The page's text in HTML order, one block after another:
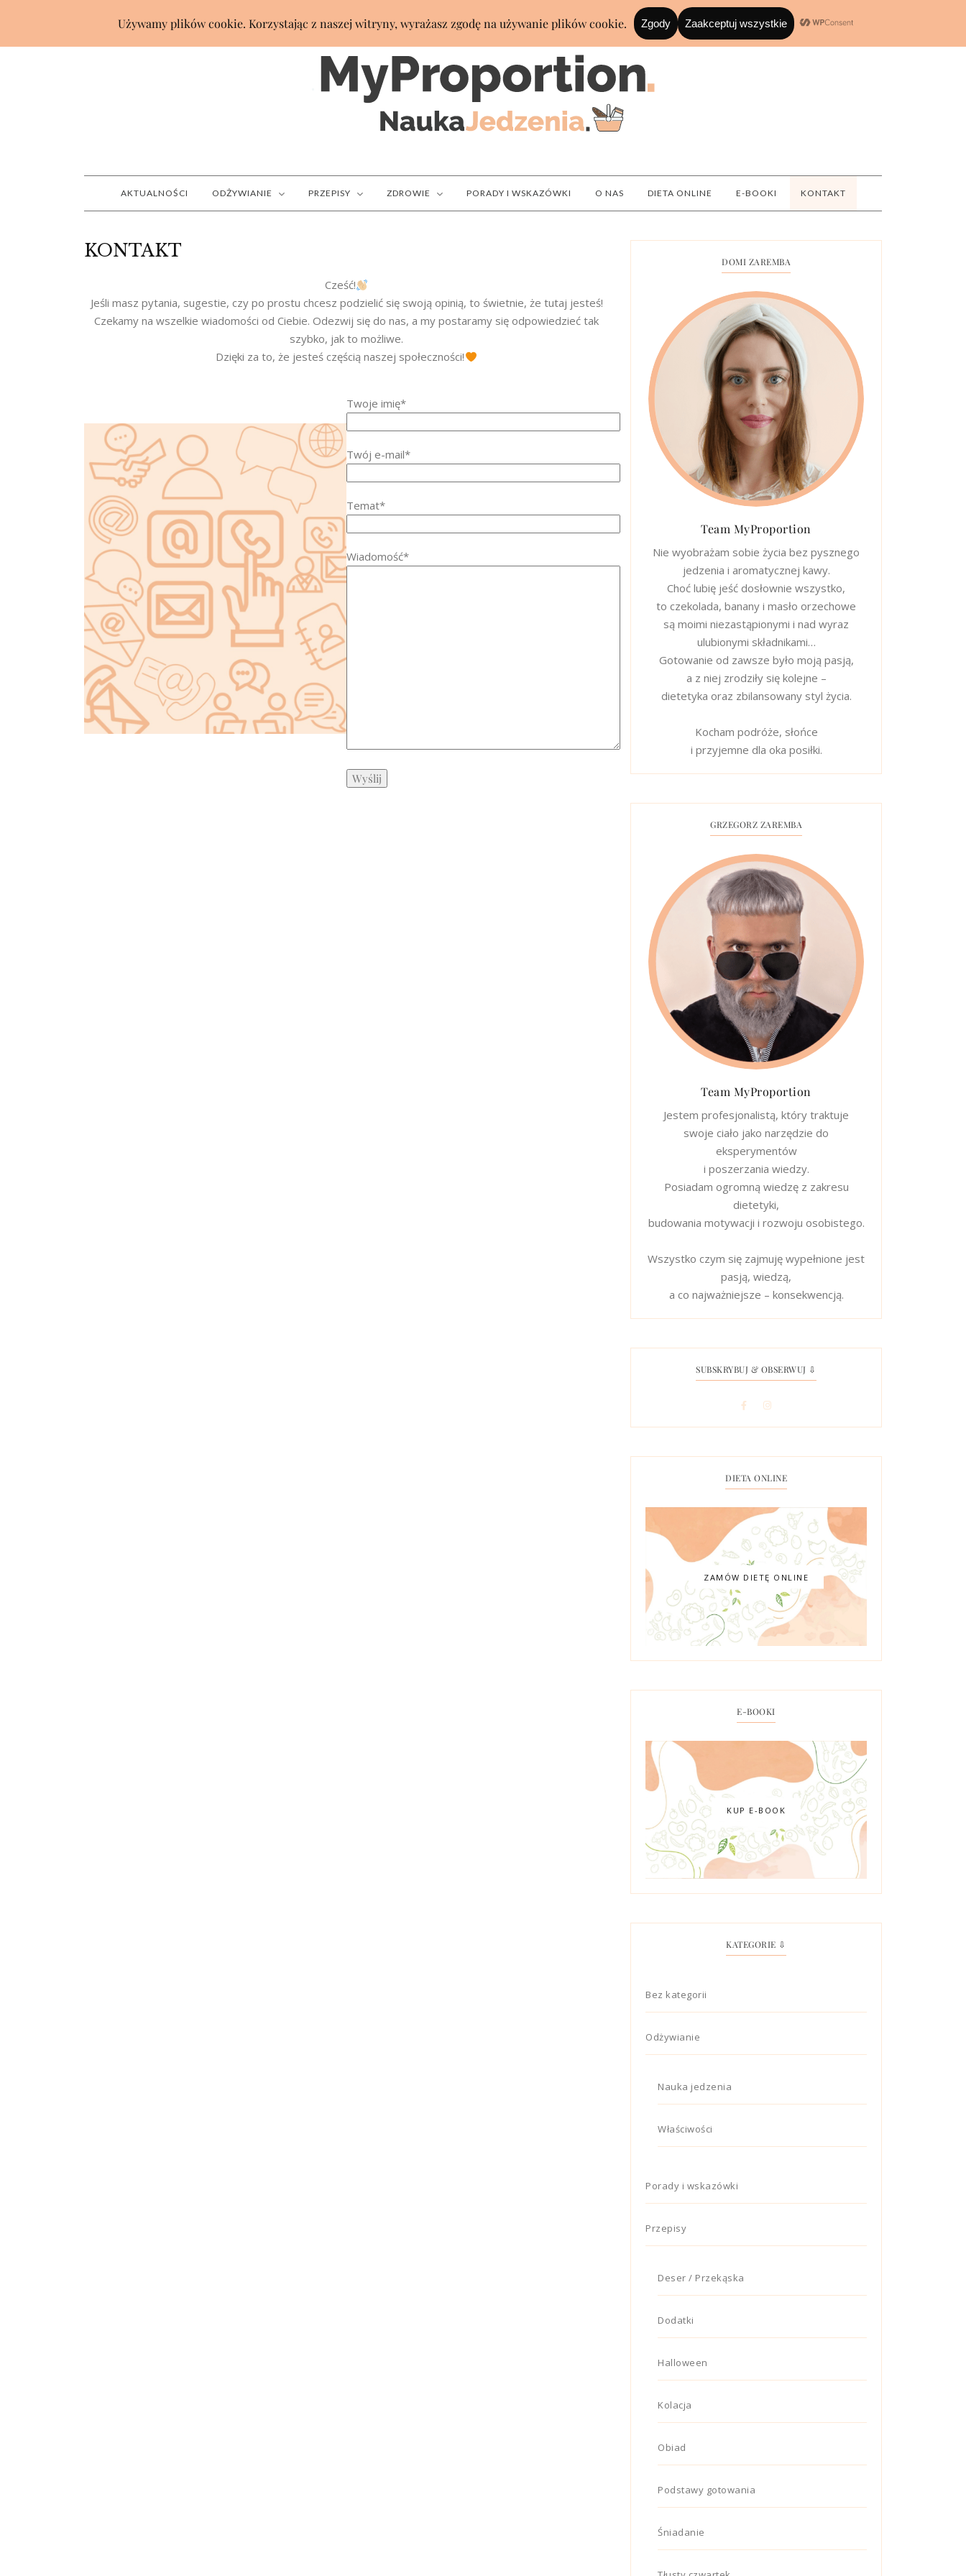
AKTUALNOŚCI ODŻYWIANIE PRZEPISY ZDROWIE PORADY I WSKAZÓWKI O NAS DIETA ONLINE E-BOOKI KONTAKT
KONTAKT
Cześć!
Jeśli masz pytania, sugestie, czy po prostu chcesz podzielić się swoją opinią, to świetnie, że tutaj jesteś!
Czekamy na wszelkie wiadomości od Ciebie. Odezwij się do nas, a my postaramy się odpowiedzieć tak
szybko, jak to możliwe.
Dzięki za to, że jesteś częścią naszej społeczności!
Twoje imię*
Twój e-mail*
Temat*
Wiadomość*
DOMI ZAREMBA
Team MyProportion
Nie wyobrażam sobie życia bez pysznego
jedzenia i aromatycznej kawy.
Choć lubię jeść dosłownie wszystko,
to czekolada, banany i masło orzechowe
są moimi niezastąpionymi i nad wyraz
ulubionymi składnikami…
Gotowanie od zawsze było moją pasją,
a z niej zrodziły się kolejne –
dietetyka oraz zbilansowany styl życia.
Kocham podróże, słońce
i przyjemne dla oka posiłki.
GRZEGORZ ZAREMBA
Team MyProportion
Jestem profesjonalistą, który traktuje
swoje ciało jako narzędzie do
eksperymentów
i poszerzania wiedzy.
Posiadam ogromną wiedzę z zakresu
dietetyki,
budowania motywacji i rozwoju osobistego.
Wszystko czym się zajmuję wypełnione jest
pasją, wiedzą,
a co najważniejsze – konsekwencją.
SUBSKRYBUJ & OBSERWUJ ⇩
DIETA ONLINE
ZAMÓW DIETĘ ONLINE
E-BOOKI
KUP E-BOOK
KATEGORIE ⇩
Bez kategorii
Odżywianie
Nauka jedzenia
Właściwości
Porady i wskazówki
Przepisy
Deser / Przekąska
Dodatki
Halloween
Kolacja
Obiad
Podstawy gotowania
Śniadanie